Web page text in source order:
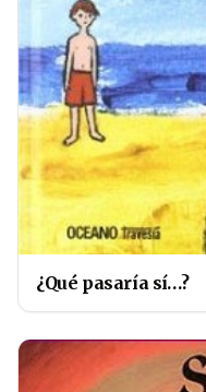
¿Qué pasaría sí…?